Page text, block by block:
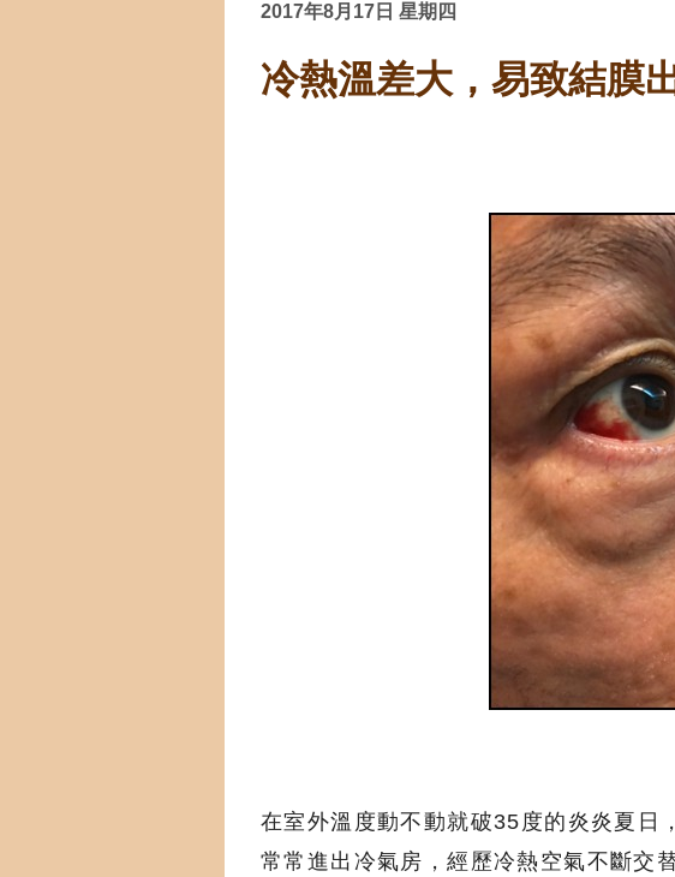
2017年8月17日 星期四
冷熱溫差大，易致結膜
在室外溫度動不動就破35度的炎炎夏日
常常進出冷氣房，經歷冷熱空氣不斷交